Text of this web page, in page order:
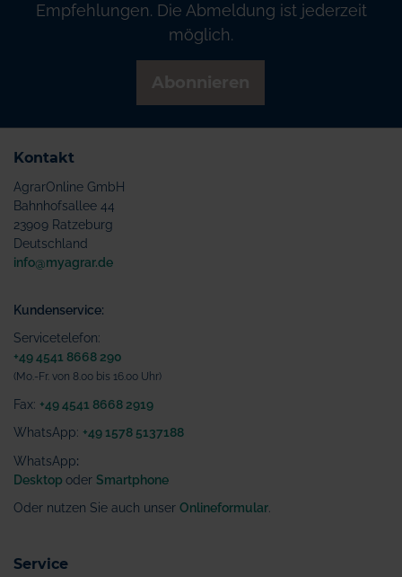
Empfehlungen. Die Abmeldung ist jederzeit
möglich.
Kontakt
AgrarOnline GmbH
Bahnhofsallee 44
23909 Ratzeburg
Deutschland
info@myagrar.de
Kundenservice:
Servicetelefon:
+49 4541 8668 290
(Mo.-Fr. von 8.00 bis 16.00 Uhr)
Fax: +49 4541 8668 2919
WhatsApp: +49 1578 5137188
WhatsApp:
Desktop oder Smartphone
Oder nutzen Sie auch unser Onlineformular
Service